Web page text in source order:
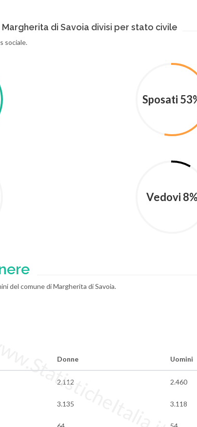
di Savoia divisi per stato civile
sociale.
Sposati
Vedovi 8%
del comune di Margherita di Savoia.
Donne Uomini
2.112 2.460
3.135 3.118